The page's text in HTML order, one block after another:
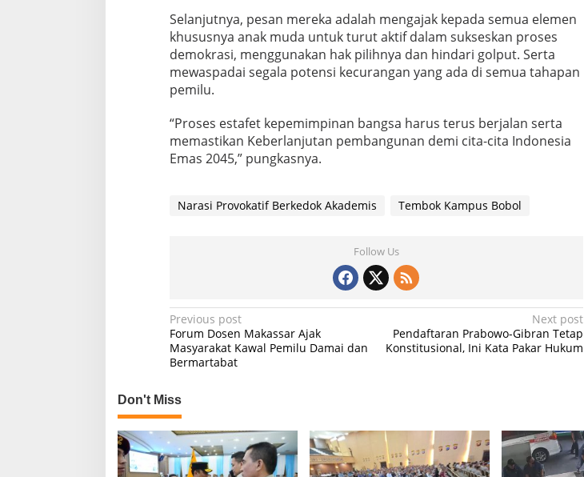
Selanjutnya, pesan mereka adalah mengajak kepada semua elemen
khususnya anak muda untuk turut aktif dalam sukseskan proses
demokrasi, menggunakan hak pilihnya dan hindari golput. Serta
mewaspadai segala potensi kecurangan yang ada di semua tahapan
pemilu.
“Proses estafet kepemimpinan bangsa harus terus berjalan serta
memastikan Keberlanjutan pembangunan demi cita-cita Indonesia
Emas 2045,” pungkasnya.
Narasi Provokatif Berkedok Akademis Tembok Kampus Bobol
Follow Us
P
o
s
n
a
v
Previous post
Forum Dosen Makassar Ajak
Masyarakat Kawal Pemilu Damai dan
Bermartabat
Next post
Pendaftaran Prabowo-Gibran Tetap
Konstitusional, Ini Kata Pakar Hukum
Don't Miss